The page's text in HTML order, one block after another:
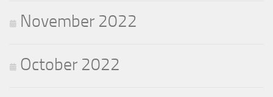
November 2022
October 2022